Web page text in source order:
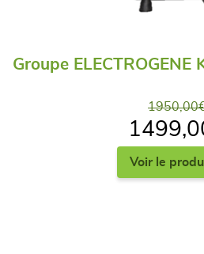
Groupe ELECTROGENE
1950,00
Voir le